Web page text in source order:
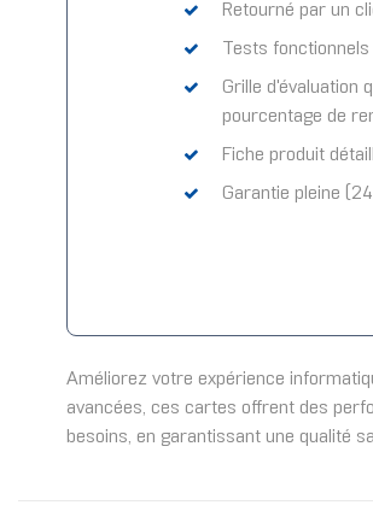
Retourné par un
Tests
Grille d'évaluation
pourcentage de
Fiche produit
Garantie pleine
Améliorez votre expérience
avancées, ces cartes offrent des
besoins, en garantissant une qualité